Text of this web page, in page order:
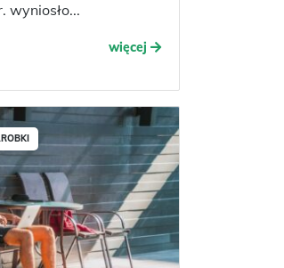
wyniosło...
więcej